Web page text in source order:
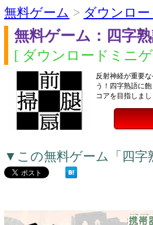
無料ゲーム > ダウンロ
無料ゲーム：四字
[ ダウンロードミニ
反射神経が重要
う！四字熟語に
コアを目指しまし
▼この無料ゲーム「四字